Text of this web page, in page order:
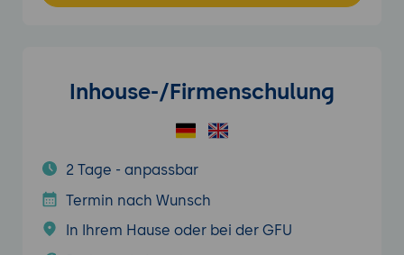
Inhouse-/Firmenschulung
2 Tage - anpassbar
Termin nach Wunsch
In Ihrem Hause oder bei der GFU